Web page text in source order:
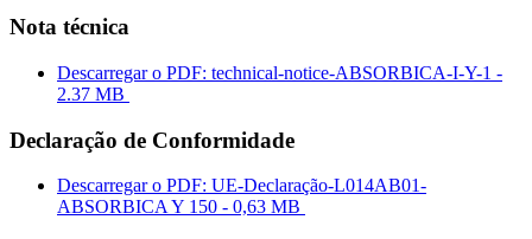
Nota técnica
Descarregar o PDF: technical-notice-ABSORBICA-I-Y-1 -
2.37 MB
Declaração de Conformidade
Descarregar o PDF: UE-Declaração-L014AB01-
ABSORBICA Y 150 - 0,63 MB